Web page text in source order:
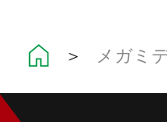
＞ メガミ